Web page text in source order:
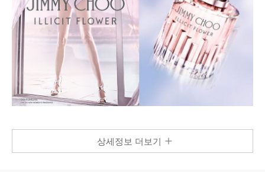
Bottle & Packaging
상세정보 더보기